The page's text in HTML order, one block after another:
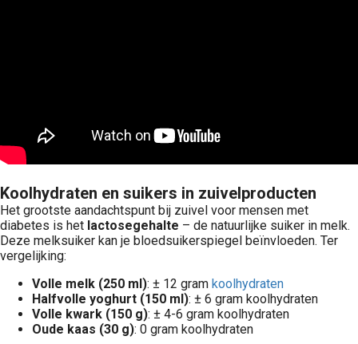
Koolhydraten en suikers in zuivelproducten
Het grootste aandachtspunt bij zuivel voor mensen met
diabetes is het lactosegehalte – de natuurlijke suiker in melk.
Deze melksuiker kan je bloedsuikerspiegel beïnvloeden. Ter
vergelijking:
Volle melk (250 ml): ± 12 gram koolhydraten
Halfvolle yoghurt (150 ml): ± 6 gram koolhydraten
Volle kwark (150 g): ± 4-6 gram koolhydraten
Oude kaas (30 g): 0 gram koolhydraten